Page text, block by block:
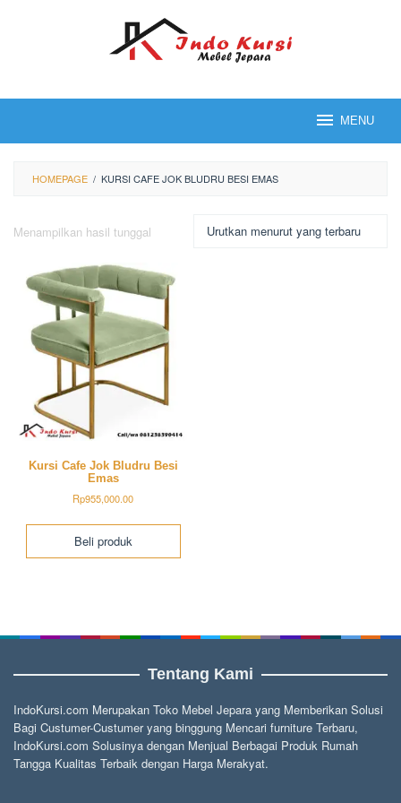
MENU
HOMEPAGE / KURSI CAFE JOK BLUDRU BESI EMAS
Menampilkan hasil tunggal
Kursi Cafe Jok Bludru Besi
Emas
Rp955,000.00
Beli produk
Tentang Kami
IndoKursi.com Merupakan Toko Mebel Jepara yang Memberikan Solusi
Bagi Custumer-Custumer yang binggung Mencari furniture Terbaru,
IndoKursi.com Solusinya dengan Menjual Berbagai Produk Rumah
Tangga Kualitas Terbaik dengan Harga Merakyat.